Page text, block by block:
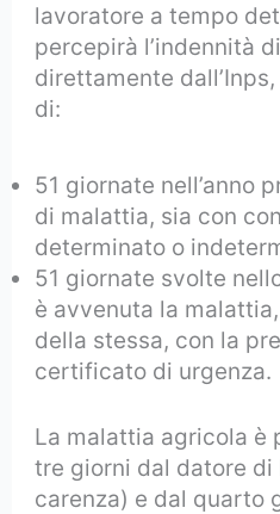
lavoratore a tempo
percepirà l’indennità
direttamente
di:
51 giornate nell’anno
di malattia, sia con
determinato o
51 giornate svolte
è avvenuta la
della stessa, con la
certificato di urgenza.
La malattia agricola è
tre giorni dal datore
carenza) e dal quarto